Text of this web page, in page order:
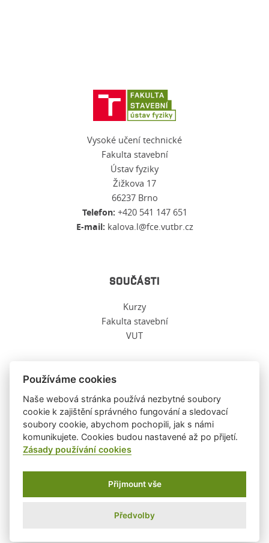
Vysoké učení technické
Fakulta stavební
Ústav fyziky
Žižkova 17
66237 Brno
Telefon: +420 541 147 651
E-mail: kalova.l@fce.vutbr.cz
SOUČÁSTI
Kurzy
Fakulta stavební
VUT
O TĚCHTO WWW
Ochrana osobních údajů
O těchto stránkách
Informace o cookies
Ústav fyziky, FAST, VUT ©2026|WebDesign and System ©
2001-2026 PSoIT
Používáme cookies
Naše webová stránka používá nezbytné soubory
cookie k zajištění správného fungování a sledovací
soubory cookie, abychom pochopili, jak s námi
komunikujete. Cookies budou nastavené až po přijetí.
Zásady používání cookies
Přijmount vše
Předvolby